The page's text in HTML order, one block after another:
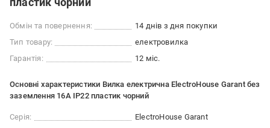
Обмін та повернення:
14 днів з дня покупки
Тип товару:
електровилка
Гарантія:
12 міс.
Основні характеристики Вилка електрична ElectroHouse Garant без
заземлення 16А IP22 пластик чорний
Серія:
ElectroHouse Garant